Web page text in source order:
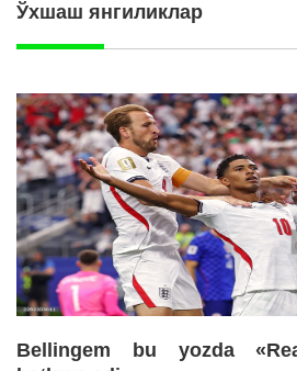
Ўхшаш янгиликлар
Bellingem bu yozda